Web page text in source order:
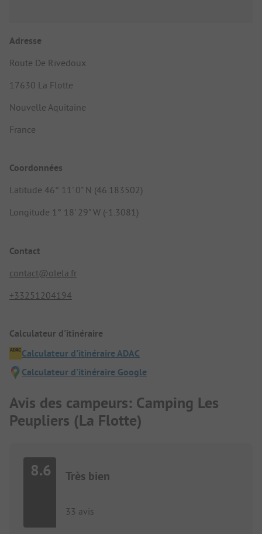
Adresse
Route De Rivedoux
17630 La Flotte
Nouvelle Aquitaine
France
Coordonnées
Latitude 46° 11' 0" N (46.183502)
Longitude 1° 18' 29" W (-1.3081)
Contact
contact@olela.fr
+33251204194
Calculateur d'itinéraire
Calculateur d'itinéraire ADAC
Calculateur d'itinéraire Google
Avis des campeurs: Camping Les
Peupliers (La Flotte)
8.6 Très bien
33 avis